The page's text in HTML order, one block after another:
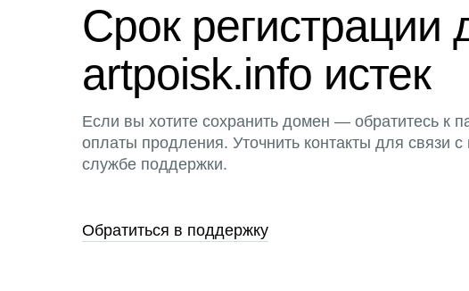
Срок регистрации
artpoisk.info истек
Если вы хотите сохранить домен — обратитесь к
оплаты продления. Уточнить контакты для связи
службе поддержки.
Обратиться в поддержку